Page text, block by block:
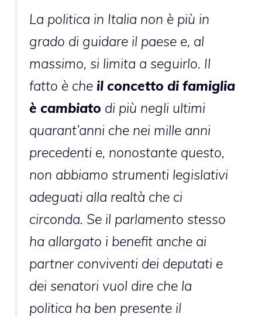
La politica in Italia non è più in
grado di guidare il paese e, al
massimo, si limita a seguirlo. Il
fatto è che il concetto di famiglia
è cambiato di più negli ultimi
quarant’anni che nei mille anni
precedenti e, nonostante questo,
non abbiamo strumenti legislativi
adeguati alla realtà che ci
circonda. Se il parlamento stesso
ha allargato i benefit anche ai
partner conviventi dei deputati e
dei senatori vuol dire che la
politica ha ben presente il